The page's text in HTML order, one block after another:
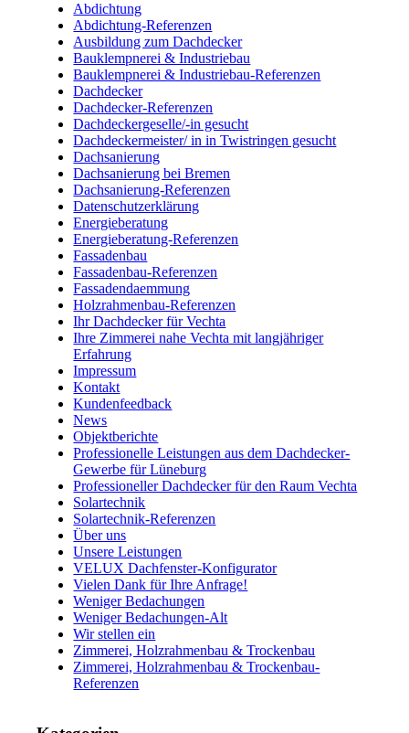
Abdichtung
Abdichtung-Referenzen
Ausbildung zum Dachdecker
Bauklempnerei & Industriebau
Bauklempnerei & Industriebau-Referenzen
Dachdecker
Dachdecker-Referenzen
Dachdeckergeselle/-in gesucht
Dachdeckermeister/ in in Twistringen gesucht
Dachsanierung
Dachsanierung bei Bremen
Dachsanierung-Referenzen
Datenschutzerklärung
Energieberatung
Energieberatung-Referenzen
Fassadenbau
Fassadenbau-Referenzen
Fassadendaemmung
Holzrahmenbau-Referenzen
Ihr Dachdecker für Vechta
Ihre Zimmerei nahe Vechta mit langjähriger
Erfahrung
Impressum
Kontakt
Kundenfeedback
News
Objektberichte
Professionelle Leistungen aus dem Dachdecker-
Gewerbe für Lüneburg
Professioneller Dachdecker für den Raum Vechta
Solartechnik
Solartechnik-Referenzen
Über uns
Unsere Leistungen
VELUX Dachfenster-Konfigurator
Vielen Dank für Ihre Anfrage!
Weniger Bedachungen
Weniger Bedachungen-Alt
Wir stellen ein
Zimmerei, Holzrahmenbau & Trockenbau
Zimmerei, Holzrahmenbau & Trockenbau-
Referenzen